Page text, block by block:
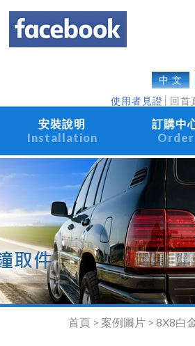
中 文
使用者見證
回首
安裝說明
Installation
訂購中
Order
首頁 > 案例圖片 > 8X8白